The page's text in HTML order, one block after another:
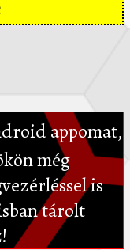
appomat,
még
is
tárolt